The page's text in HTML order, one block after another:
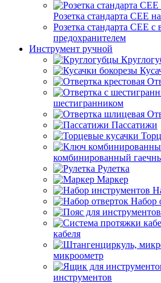
Розетка стандарта СЕЕ
Розетка стандарта СЕЕ с
предохранителем
Инструмент ручной
шестигранником
Пассатижи
комбинированный
Рулетка
Маркер
Набор
кабеля
микроометр
инструментов